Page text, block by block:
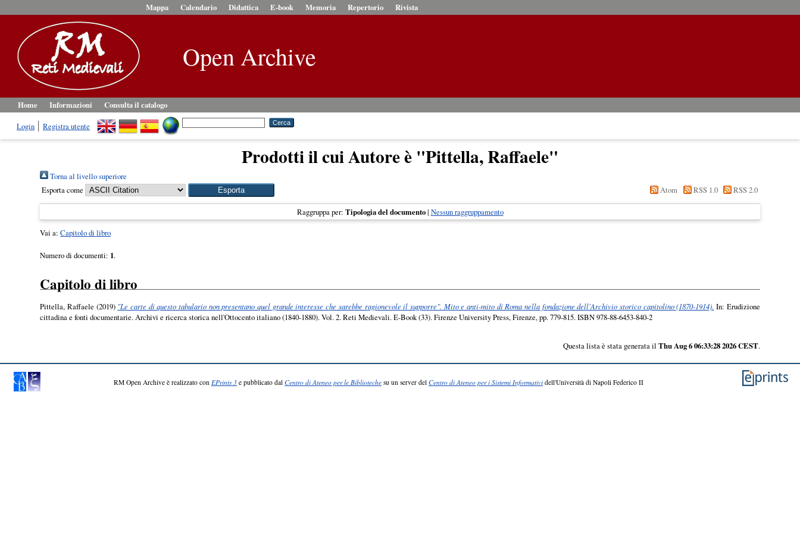
Mappa Calendario Didattica E-book Memoria Repertorio Rivista
Open Archive
Home Informazioni
Consulta il catalogo
Login
Registra utente
Prodotti il cui Autore è "Pittella, Raffaele"
Torna al livello superiore
Esporta come
Atom RSS 1.0 RSS 2.0
Raggruppa per: Tipologia del documento| Nessun raggruppamento
Vai a:Capitolo di libro
Numero di documenti: 1.
Capitolo di libro
Pittella, Raffaele (2019) "Le carte di questo tabulario non presentano quel grande interesse che sarebbe ragionevole il supporre". Mito e anti-mito di Roma nella fondazione dell'Archivio storico capitolino (1870-1914). In: Erudizione
cittadina e fonti documentarie. Archivi e ricerca storica nell'Ottocento italiano (1840-1880). Vol. 2. Reti Medievali. E-Book (33). Firenze University Press, Firenze, pp. 779-815. ISBN 978-88-6453-840-2
Questa lista è stata generata il Thu Aug 6 06:33:28 2026 CEST.
RM Open Archive è realizzato con EPrints 3 e pubblicato dal Centro di Ateneo per le Biblioteche su un server del Centro di Ateneo per i Sistemi Informativi dell'Università di Napoli Federico II